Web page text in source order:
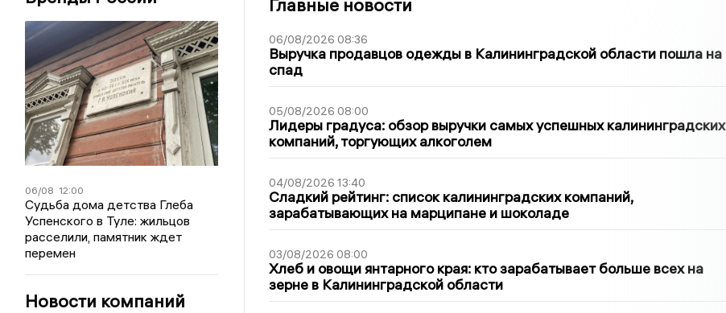
06/08 12:00
Судьба дома детства Глеба
Успенского в Туле: жильцов
расселили, памятник ждет
перемен
Новости компаний
Главные новости
06/08/2026 08:36
Выручка продавцов одежды в Калининградской области пошла на
спад
05/08/2026 08:00
Лидеры градуса: обзор выручки самых успешных калининградских
компаний, торгующих алкоголем
04/08/2026 13:40
Сладкий рейтинг: список калининградских компаний,
зарабатывающих на марципане и шоколаде
03/08/2026 08:00
Хлеб и овощи янтарного края: кто зарабатывает больше всех на
зерне в Калининградской области